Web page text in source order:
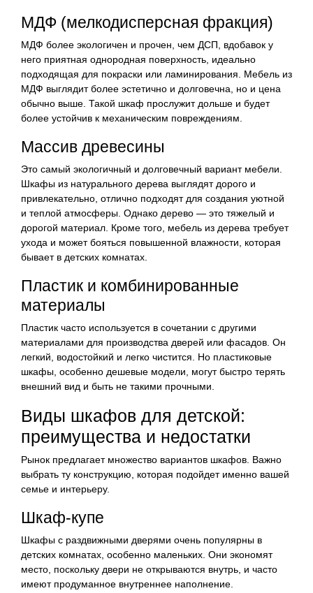
МДФ (мелкодисперсная фракция)
МДФ более экологичен и прочен, чем ДСП, вдобавок у
него приятная однородная поверхность, идеально
подходящая для покраски или ламинирования. Мебель из
МДФ выглядит более эстетично и долговечна, но и цена
обычно выше. Такой шкаф прослужит дольше и будет
более устойчив к механическим повреждениям.
Массив древесины
Это самый экологичный и долговечный вариант мебели.
Шкафы из натурального дерева выглядят дорого и
привлекательно, отлично подходят для создания уютной
и теплой атмосферы. Однако дерево — это тяжелый и
дорогой материал. Кроме того, мебель из дерева требует
ухода и может бояться повышенной влажности, которая
бывает в детских комнатах.
Пластик и комбинированные
материалы
Пластик часто используется в сочетании с другими
материалами для производства дверей или фасадов. Он
легкий, водостойкий и легко чистится. Но пластиковые
шкафы, особенно дешевые модели, могут быстро терять
внешний вид и быть не такими прочными.
Виды шкафов для детской:
преимущества и недостатки
Рынок предлагает множество вариантов шкафов. Важно
выбрать ту конструкцию, которая подойдет именно вашей
семье и интерьеру.
Шкаф-купе
Шкафы с раздвижными дверями очень популярны в
детских комнатах, особенно маленьких. Они экономят
место, поскольку двери не открываются внутрь, и часто
имеют продуманное внутреннее наполнение.